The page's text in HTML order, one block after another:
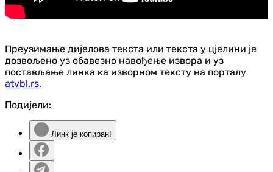
Преузимање дијелова текста или текста у цјелини је
дозвољено уз обавезно навођење извора и уз
постављање линка ка изворном тексту на порталу
atvbl.rs.
Подијели:
Линк је копиран!